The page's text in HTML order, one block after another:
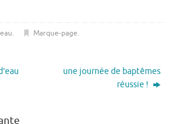
. Marque-page.
une journée de baptêmes
réussie !